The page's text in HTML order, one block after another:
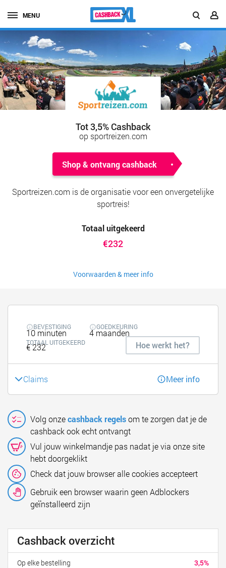
MENU
Tot 3,5% Cashback
op sportreizen.com
Shop & ontvang cashback
Sportreizen.com is de organisatie voor een onvergetelijke
sportreis!
Totaal uitgekeerd
€232
Voorwaarden & meer info
BEVESTIGING
10 minuten
GOEDKEURING
4 maanden
TOTAAL UITGEKEERD
€ 232 Hoe werkt het?
Claims Meer info
Volg onzecashback regelsom te zorgen dat je de
cashback ook echt ontvangt
Vul jouw winkelmandje pas nadat je via onze site
hebt doorgeklikt
Check dat jouw browser alle cookies accepteert
Gebruik een browser waarin geen Adblockers
geïnstalleerd zijn
Cashback overzicht
3,5%
Op elke bestelling